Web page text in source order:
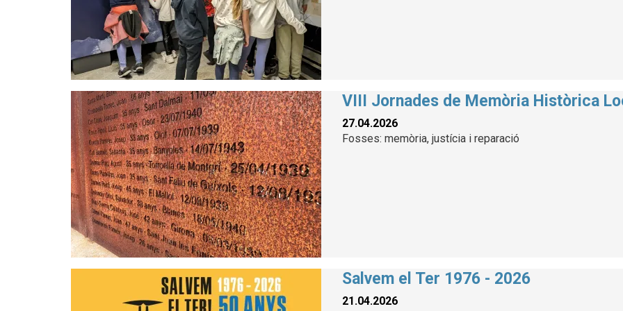
VIII Jornades de Memòria Històrica
27.04.2026
Fosses: memòria, justícia i reparació
Salvem el Ter 1976 - 2026
21.04.2026